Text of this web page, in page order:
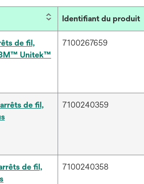
Identifiant du produit
de fil,
Unitek™
7100267659
de fil,
7100240359
de fil,
7100240358